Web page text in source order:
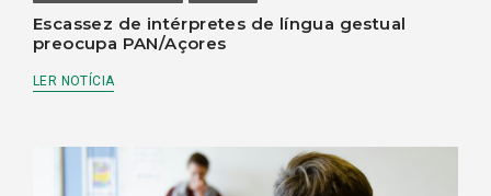
Escassez de intérpretes de língua gestual
preocupa PAN/Açores
LER NOTÍCIA